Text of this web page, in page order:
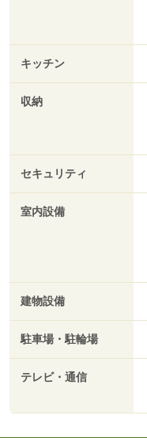
キッチン
収納
セキュリティ
室内設備
建物設備
駐車場・駐輪場
テレビ・通信